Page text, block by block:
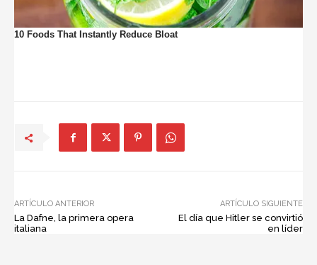
ARTÍCULO ANTERIOR
La Dafne, la primera opera
italiana
ARTÍCULO SIGUIENTE
El día que Hitler se convirtió
en líder